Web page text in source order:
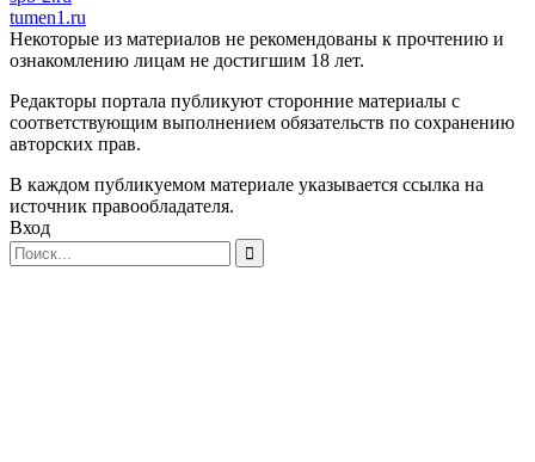
tumen1.ru
Некоторые из материалов не рекомендованы к прочтению и
ознакомлению лицам не достигшим 18 лет.
Редакторы портала публикуют сторонние материалы с
соответствующим выполнением обязательств по сохранению
авторских прав.
В каждом публикуемом материале указывается ссылка на
источник правообладателя.
Вход